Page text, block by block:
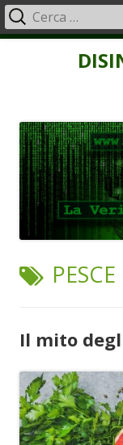
Menu
principale
TAG:
PESCE
Il mito